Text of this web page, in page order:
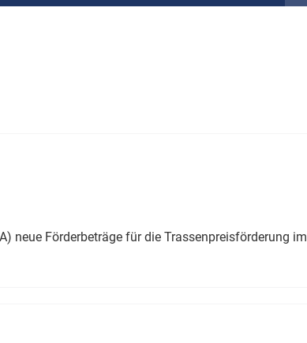
neue Förderbeträge für die Trassenpreisförderung im